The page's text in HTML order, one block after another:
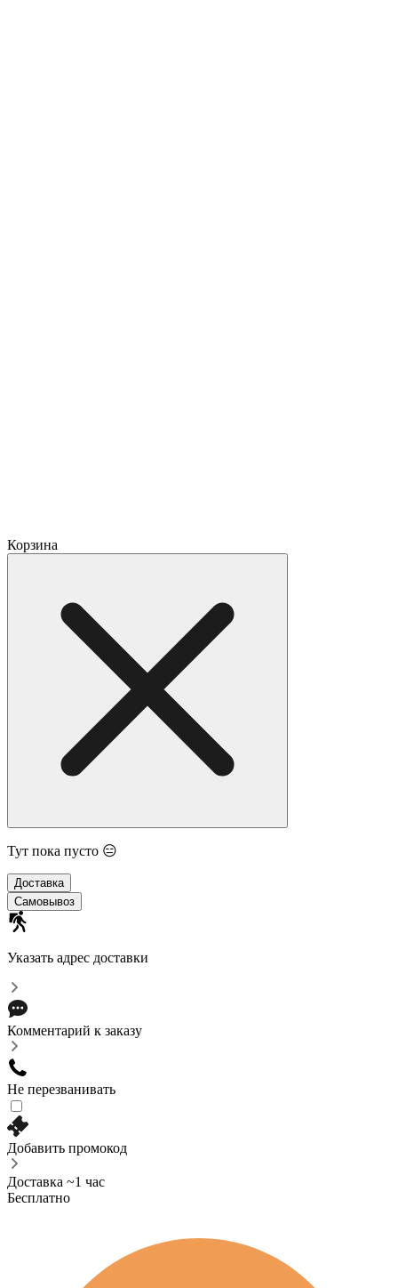
Корзина
Тут пока пусто 😑
Доставка
Самовывоз
Указать адрес доставки
Комментарий к заказу
Не перезванивать
Добавить промокод
Доставка ~1 час
Бесплатно